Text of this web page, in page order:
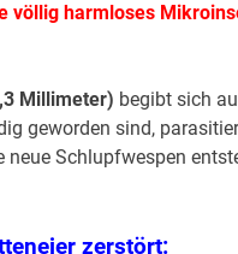
völlig harmloses
Millimeter) begibt sich
geworden sind,
neue Schlupfwespen
zerstört: